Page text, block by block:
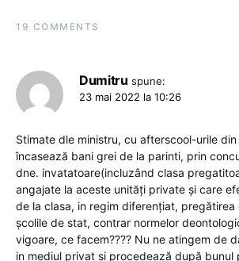
19 COMMENTS
Dumitru spune:
23 mai 2022 la 10:26
Stimate dle ministru, cu afterscool-urile
încasează bani grei de la parinti, prin
dne. invatatoare(incluzând clasa
angajate la aceste unități private și care
de la clasa, in regim diferențiat, pregătirea
școlile de stat, contrar normelor
vigoare, ce facem???? Nu ne atingem de
in mediul privat și procedează după bunul